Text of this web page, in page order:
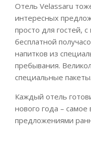
Отель Velassaru
интересных
просто для гостей,
бесплатной
напитков из
пребывания.
специальные пакеты.
Каждый отель
нового года – самое
предложениями